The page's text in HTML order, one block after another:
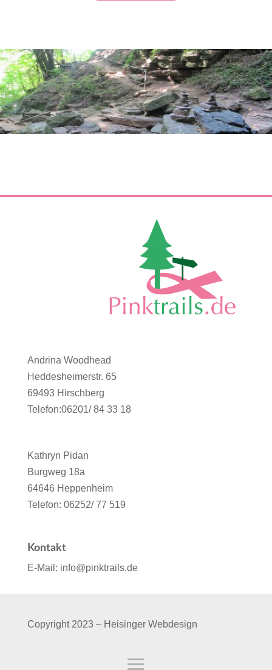
Andrina Woodhead
Heddesheimerstr. 65
69493 Hirschberg
Telefon:06201/ 84 33 18
Kathryn Pidan
Burgweg 18a
64646 Heppenheim
Telefon: 06252/ 77 519
Kontakt
E-Mail: info@pinktrails.de
Copyright 2023 – Heisinger Webdesign